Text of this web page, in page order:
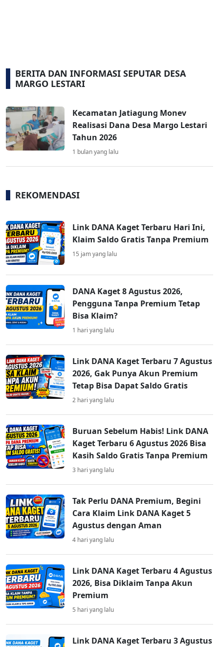
BERITA DAN INFORMASI SEPUTAR DESA
MARGO LESTARI
Kecamatan Jatiagung Monev
Realisasi Dana Desa Margo Lestari
Tahun 2026
1 bulan yang lalu
REKOMENDASI
Link DANA Kaget Terbaru Hari Ini,
Klaim Saldo Gratis Tanpa Premium
15 jam yang lalu
DANA Kaget 8 Agustus 2026,
Pengguna Tanpa Premium Tetap
Bisa Klaim?
1 hari yang lalu
Link DANA Kaget Terbaru 7 Agustus
2026, Gak Punya Akun Premium
Tetap Bisa Dapat Saldo Gratis
2 hari yang lalu
Buruan Sebelum Habis! Link DANA
Kaget Terbaru 6 Agustus 2026 Bisa
Kasih Saldo Gratis Tanpa Premium
3 hari yang lalu
Tak Perlu DANA Premium, Begini
Cara Klaim Link DANA Kaget 5
Agustus dengan Aman
4 hari yang lalu
Link DANA Kaget Terbaru 4 Agustus
2026, Bisa Diklaim Tanpa Akun
Premium
5 hari yang lalu
Link DANA Kaget Terbaru 3 Agustus